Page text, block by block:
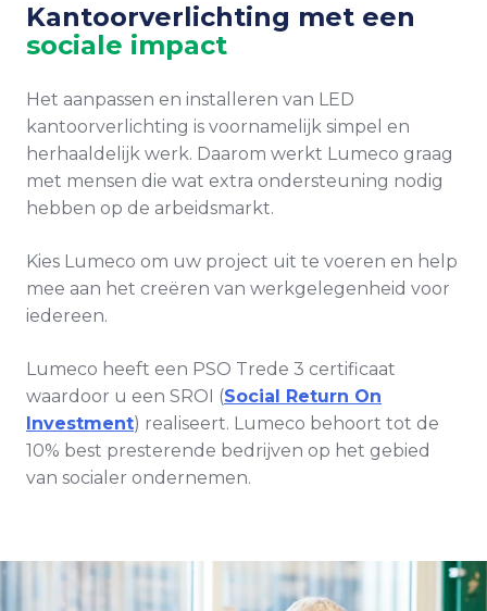
Kantoorverlichting met een
sociale impact
Het aanpassen en installeren van LED
kantoorverlichting is voornamelijk simpel en
herhaaldelijk werk. Daarom werkt Lumeco graag
met mensen die wat extra ondersteuning nodig
hebben op de arbeidsmarkt.
Kies Lumeco om uw project uit te voeren en help
mee aan het creëren van werkgelegenheid voor
iedereen.
Lumeco heeft een PSO Trede 3 certificaat
waardoor u een SROI (Social Return On
Investment) realiseert. Lumeco behoort tot de
10% best presterende bedrijven op het gebied
van socialer ondernemen.